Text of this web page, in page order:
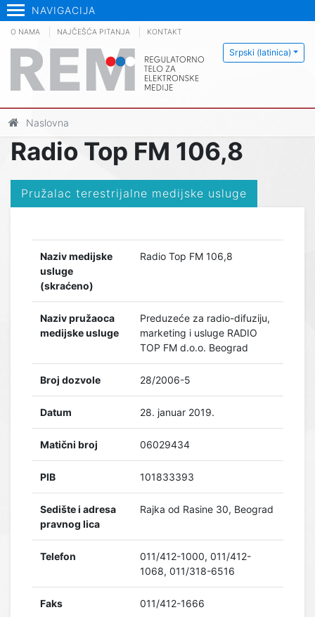
NAVIGACIJA
Srpski (latinica)
O NAMA NAJČEŠĆA PITANJA KONTAKT
Naslovna
Radio Top FM 106,8
Pružalac terestrijalne medijske usluge
Naziv medijske
usluge
(skraćeno)
Radio Top FM 106,8
Naziv pružaoca
medijske usluge
Preduzeće za radio-difuziju,
marketing i usluge RADIO
TOP FM d.o.o. Beograd
Broj dozvole 28/2006-5
Datum 28. januar 2019.
Matični broj 06029434
PIB 101833393
Sedište i adresa
pravnog lica
Rajka od Rasine 30, Beograd
Telefon
011/412-1000, 011/412-
1068, 011/318-6516
Faks 011/412-1666